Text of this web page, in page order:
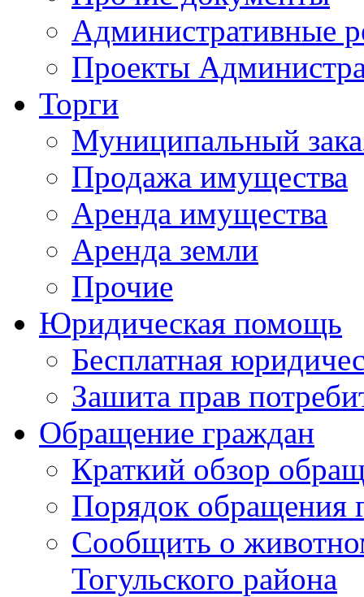
Административные
Проекты
Торги
Муниципальный
Продажа имущества
Аренда имущества
Аренда земли
Прочие
Юридическая помощь
Бесплатная
Зашита прав
Обращение граждан
Краткий обзор
Порядок обращения
Сообщить о
Тогульского района